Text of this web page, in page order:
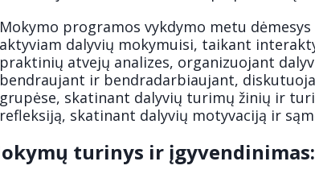
Mokymo programos vykdymo metu
aktyviam dalyvių mokymuisi, taikant
praktinių atvejų analizes, organizuojant
bendraujant ir bendradarbiaujant,
grupėse, skatinant dalyvių turimų žinių ir
refleksiją, skatinant dalyvių motyvaciją ir
turinys ir įgyvendinimas: